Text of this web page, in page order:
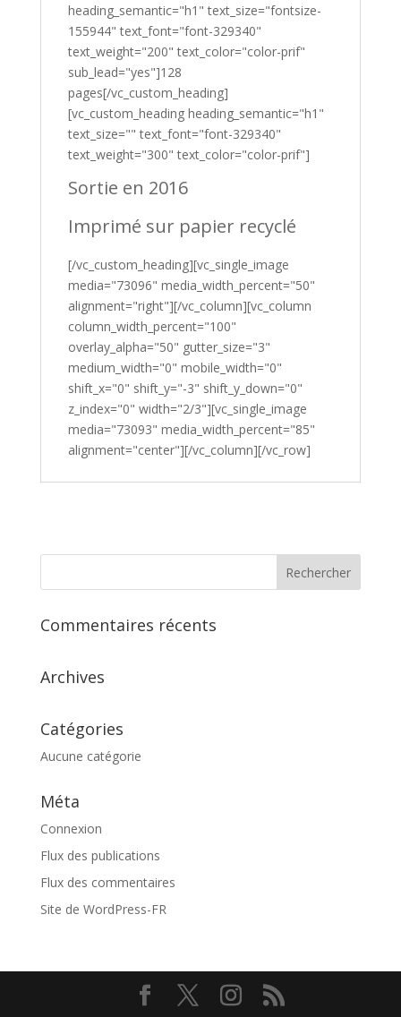
heading_semantic="h1" text_size="fontsize-
155944" text_font="font-329340"
text_weight="200" text_color="color-prif"
sub_lead="yes"]128
pages[/vc_custom_heading]
[vc_custom_heading heading_semantic="h1"
text_size="" text_font="font-329340"
text_weight="300" text_color="color-prif"]
Sortie en 2016
Imprimé sur papier recyclé
[/vc_custom_heading][vc_single_image
media="73096" media_width_percent="50"
alignment="right"][/vc_column][vc_column
column_width_percent="100"
overlay_alpha="50" gutter_size="3"
medium_width="0" mobile_width="0"
shift_x="0" shift_y="-3" shift_y_down="0"
z_index="0" width="2/3"][vc_single_image
media="73093" media_width_percent="85"
alignment="center"][/vc_column][/vc_row]
Commentaires récents
Archives
Catégories
Aucune catégorie
Méta
Connexion
Flux des publications
Flux des commentaires
Site de WordPress-FR